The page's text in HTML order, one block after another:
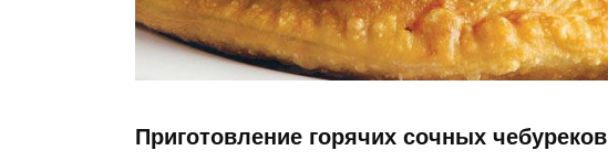
Приготовление горячих сочных чебуреков